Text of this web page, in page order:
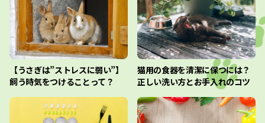
【うさぎは”ストレスに弱い”】
飼う時気をつけることって？
猫用の食器を清潔に保つには？
正しい洗い方とお手入れのコツ